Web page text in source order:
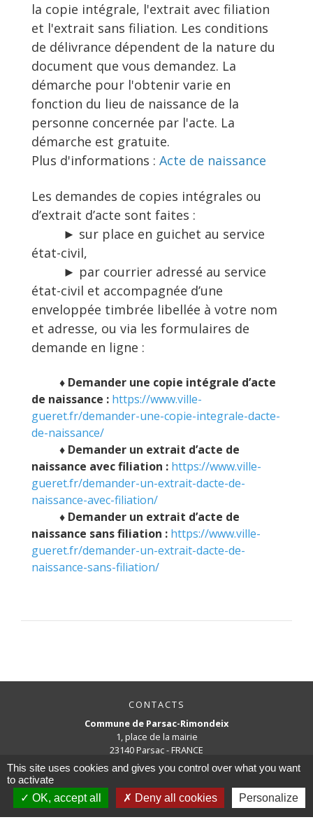
la copie intégrale, l'extrait avec filiation
et l'extrait sans filiation. Les conditions
de délivrance dépendent de la nature du
document que vous demandez. La
démarche pour l'obtenir varie en
fonction du lieu de naissance de la
personne concernée par l'acte. La
démarche est gratuite.
Plus d'informations : Acte de naissance
Les demandes de copies intégrales ou
d’extrait d’acte sont faites :
► sur place en guichet au service
état-civil,
► par courrier adressé au service
état-civil et accompagnée d’une
enveloppée timbrée libellée à votre nom
et adresse, ou via les formulaires de
demande en ligne :
♦ Demander une copie intégrale d’acte
de naissance : https://www.ville-
gueret.fr/demander-une-copie-integrale-dacte-
de-naissance/
♦ Demander un extrait d’acte de
naissance avec filiation : https://www.ville-
gueret.fr/demander-un-extrait-dacte-de-
naissance-avec-filiation/
♦ Demander un extrait d’acte de
naissance sans filiation : https://www.ville-
gueret.fr/demander-un-extrait-dacte-de-
naissance-sans-filiation/
CONTACTS
Commune de Parsac-Rimondeix
1, place de la mairie
23140 Parsac - FRANCE
+33 5 55 62 23 10
mairie.parsac@orange.fr
This site uses cookies and gives you control over what you want
to activate
OK, accept all
Deny all cookies Personalize